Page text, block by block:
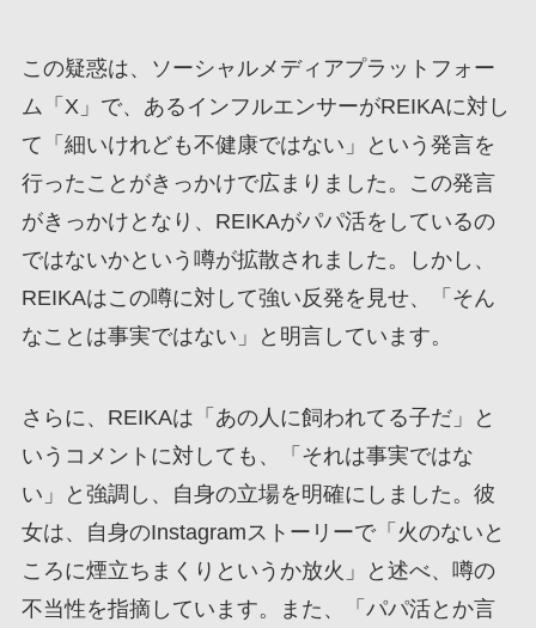
この疑惑は、ソーシャルメディアプラットフォー
ム「X」で、あるインフルエンサーがREIKAに対し
て「細いけれども不健康ではない」という発言を
行ったことがきっかけで広まりました。この発言
がきっかけとなり、REIKAがパパ活をしているの
ではないかという噂が拡散されました。しかし、
REIKAはこの噂に対して強い反発を見せ、「そん
なことは事実ではない」と明言しています。
さらに、REIKAは「あの人に飼われてる子だ」と
いうコメントに対しても、「それは事実ではな
い」と強調し、自身の立場を明確にしました。彼
女は、自身のInstagramストーリーで「火のないと
ころに煙立ちまくりというか放火」と述べ、噂の
不当性を指摘しています。また、「パパ活とか言